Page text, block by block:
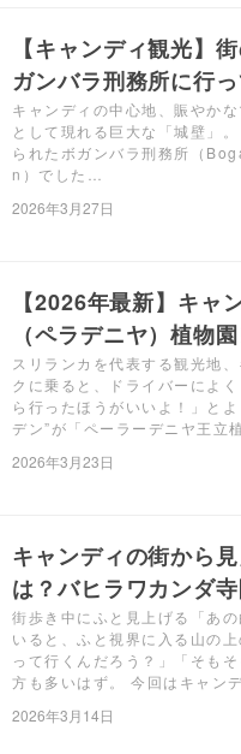
【キャンディ観光】
ガンバラ刑務所に行
キャンディの中心地、賑やか
として現れる巨大な「城壁」
られたボガンバラ刑務所（
n）でした…
2026年3月27日
【2026年最新】キャ
（ペラデニヤ）植物
スリランカを代表する観光地
クに乗ると、ドライバーによ
ら行ったほうがいいよ！」と
デン”が「ペーラーデニヤ王立
2026年3月23日
キャンディの街から
は？バヒラワカンダ
街歩き中にふと見上げる「あ
いると、ふと視界に入る山の
って行くんだろう？」「そも
方も多いはず。 今回はキャン
2026年3月14日